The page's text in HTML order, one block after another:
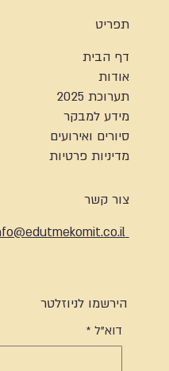
תפריט
דף הבית
אודות
תערוכת 2025
מידע למבקר
סיורים ואירועים
מדיניות פרטיות
צור קשר
info@edutmekomit.co.il
הירשמו לניוזלטר
דוא"ל *